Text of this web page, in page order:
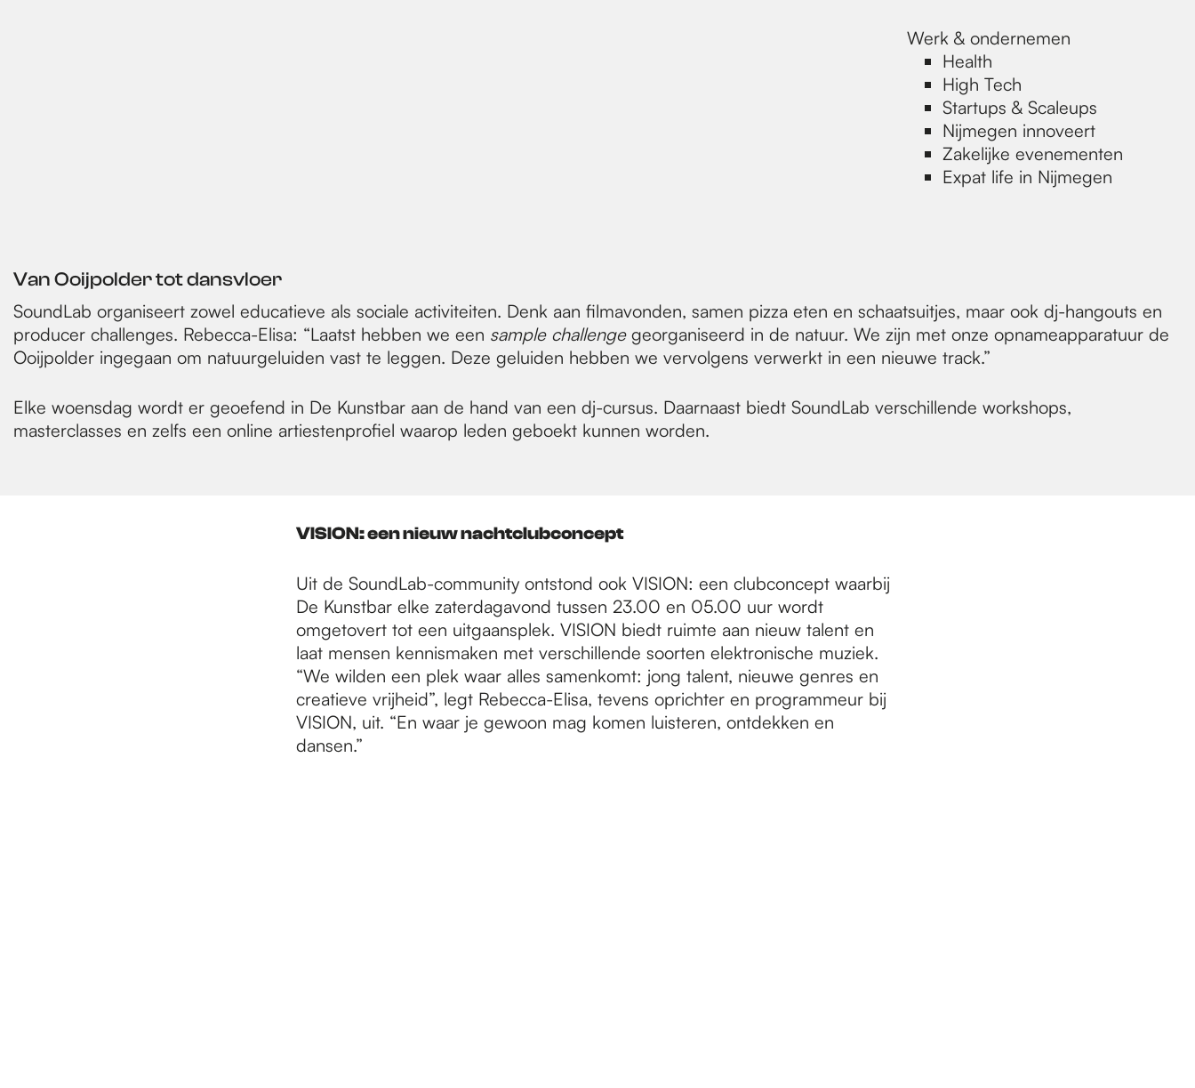
Werk & ondernemen
Health
High Tech
Startups & Scaleups
Nijmegen innoveert
Zakelijke evenementen
Expat life in Nijmegen
Van Ooijpolder tot dansvloer
SoundLab organiseert zowel educatieve als sociale activiteiten. Denk aan filmavonden, samen pizza eten en schaatsuitjes, maar ook dj-hangouts en
producer challenges. Rebecca-Elisa: “Laatst hebben we een sample challenge georganiseerd in de natuur. We zijn met onze opnameapparatuur de
Ooijpolder ingegaan om natuurgeluiden vast te leggen. Deze geluiden hebben we vervolgens verwerkt in een nieuwe track.”
Elke woensdag wordt er geoefend in De Kunstbar aan de hand van een dj-cursus. Daarnaast biedt SoundLab verschillende workshops,
masterclasses en zelfs een online artiestenprofiel waarop leden geboekt kunnen worden.
VISION: een nieuw nachtclubconcept
Uit de SoundLab-community ontstond ook VISION: een clubconcept waarbij
De Kunstbar elke zaterdagavond tussen 23.00 en 05.00 uur wordt
omgetovert tot een uitgaansplek. VISION biedt ruimte aan nieuw talent en
laat mensen kennismaken met verschillende soorten elektronische muziek.
“We wilden een plek waar alles samenkomt: jong talent, nieuwe genres en
creatieve vrijheid”, legt Rebecca-Elisa, tevens oprichter en programmeur bij
VISION, uit. “En waar je gewoon mag komen luisteren, ontdekken en
dansen.”